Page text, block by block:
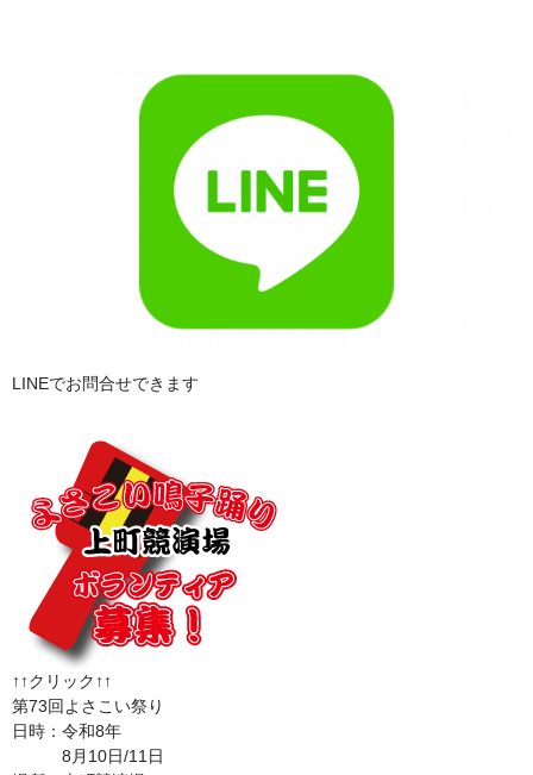
LINEでお問合せできます
↑↑クリック↑↑
第73回よさこい祭り
日時：令和8年
8月10日/11日